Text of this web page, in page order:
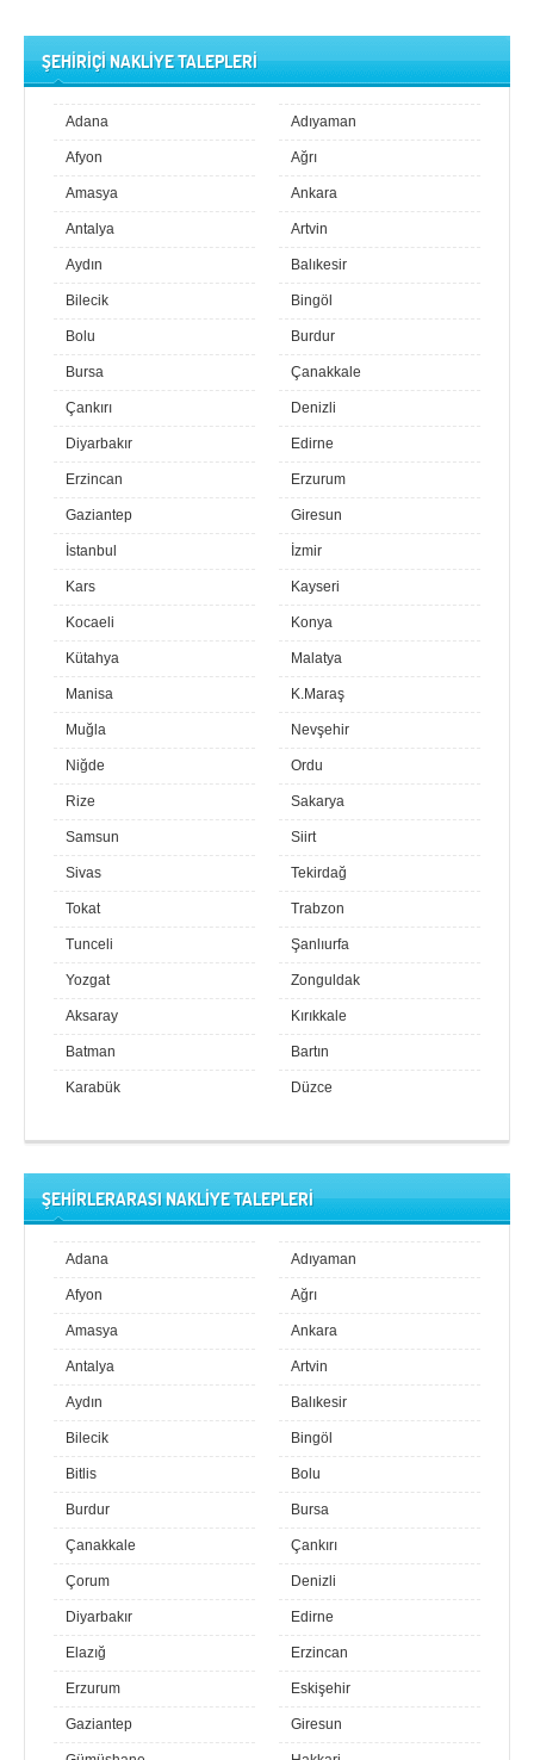
MÜŞTERİ TALEPLERİ
DEFTER
NAKLİYECİ İLANLARI
ŞEHİRİÇİ NAKLİYE TALEPLERİ
Adana Adıyaman
Afyon Ağrı
Amasya Ankara
Antalya Artvin
Aydın Balıkesir
Bilecik Bingöl
Bolu Burdur
Bursa Çanakkale
Çankırı Denizli
Diyarbakır Edirne
Erzincan Erzurum
Gaziantep Giresun
İstanbul İzmir
Kars Kayseri
Kocaeli Konya
Kütahya Malatya
Manisa K.Maraş
Muğla Nevşehir
Niğde Ordu
Rize Sakarya
Samsun Siirt
Sivas Tekirdağ
Tokat Trabzon
Tunceli Şanlıurfa
Yozgat Zonguldak
Aksaray Kırıkkale
Batman Bartın
Karabük Düzce
ŞEHİRLERARASI NAKLİYE TALEPLERİ
Adana Adıyaman
Afyon Ağrı
Amasya Ankara
Antalya Artvin
Aydın Balıkesir
Bilecik Bingöl
Bitlis Bolu
Burdur Bursa
Çanakkale Çankırı
Çorum Denizli
Diyarbakır Edirne
Elazığ Erzincan
Erzurum Eskişehir
Gaziantep Giresun